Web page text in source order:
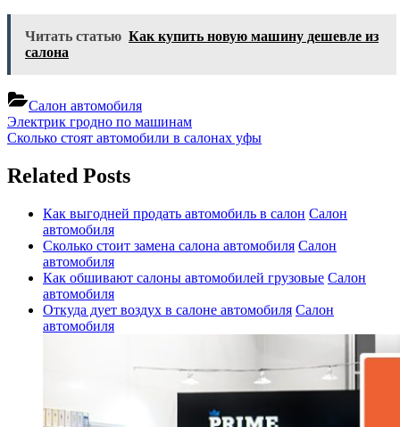
Читать статью Как купить новую машину дешевле из
салона
Салон автомобиля
Навигация
по
записям
Previous
Post:
Электрик гродно по машинам
Next
Сколько стоят автомобили в салонах уфы
Related Posts
Как выгодней продать автомобиль в салон Салон
автомобиля
Сколько стоит замена салона автомобиля Салон
автомобиля
Как обшивают салоны автомобилей грузовые Салон
автомобиля
Откуда дует воздух в салоне автомобиля Салон
автомобиля